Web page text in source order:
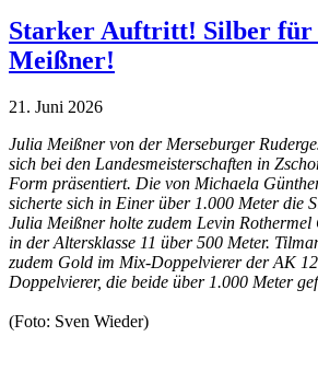
Starker Auftritt! Silber für
Meißner!
21. Juni 2026
Julia Meißner von der Merseburger
sich bei den Landesmeisterschaften in
Form präsentiert. Die von Michaela
sicherte sich in Einer über 1.000 Meter die
Julia Meißner holte zudem Levin
in der Altersklasse 11 über 500 Meter.
zudem Gold im Mix-Doppelvierer der AK
Doppelvierer, die beide über 1.000 Meter
(Foto: Sven Wieder)